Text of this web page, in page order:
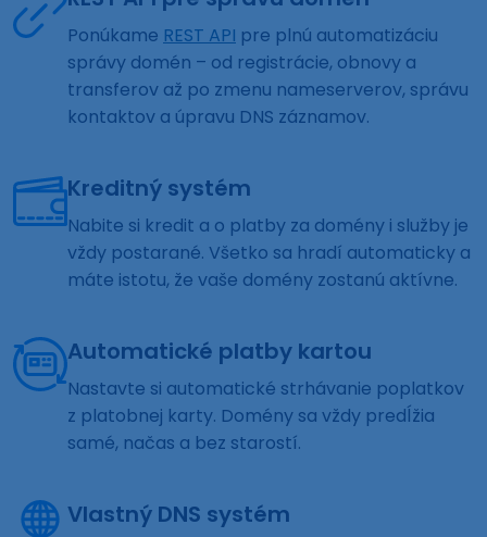
Ponúkame REST API pre plnú automatizáciu
správy domén – od registrácie, obnovy a
transferov až po zmenu nameserverov, správu
kontaktov a úpravu DNS záznamov.
Kreditný systém
Nabite si kredit a o platby za domény i služby je
vždy postarané. Všetko sa hradí automaticky a
máte istotu, že vaše domény zostanú aktívne.
Automatické platby kartou
Nastavte si automatické strhávanie poplatkov
z platobnej karty. Domény sa vždy predĺžia
samé, načas a bez starostí.
Vlastný DNS systém